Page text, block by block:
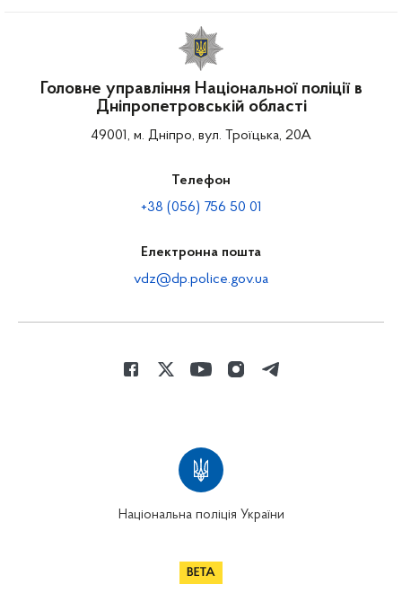
Головне управління Національної поліції в
Дніпропетровській області
49001, м. Дніпро, вул. Троїцька, 20А
Телефон
+38 (056) 756 50 01
Електронна пошта
vdz@dp.police.gov.ua
Національна поліція України